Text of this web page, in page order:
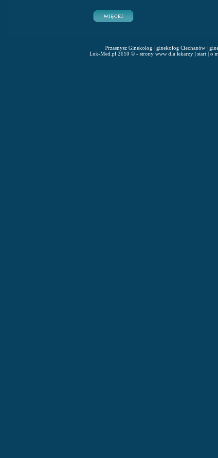
Przasnysz Ginekolog | ginekolog Ciechanów|
Lek-Med.pl 2010 © - strony www dla lekarzy| start| o